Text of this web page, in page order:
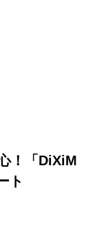
！「DiXiM
ト